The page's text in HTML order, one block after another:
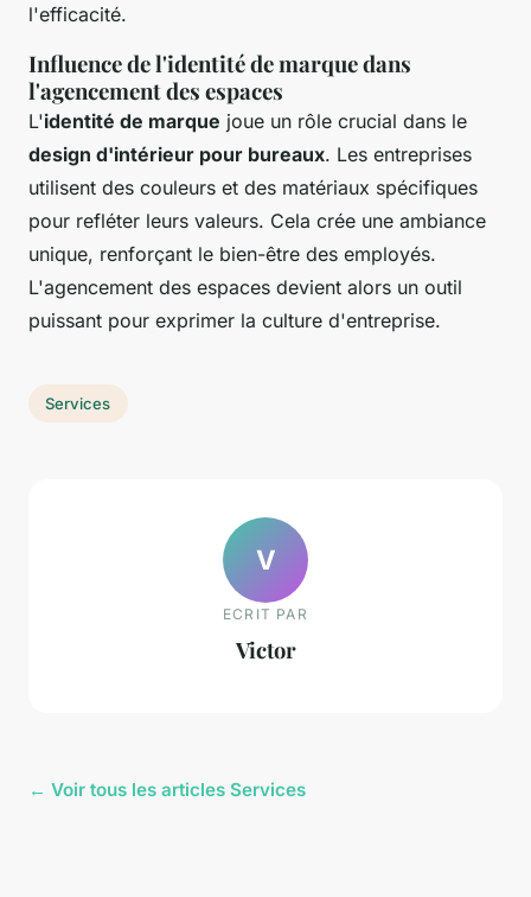
l'efficacité.
Influence de l'identité de marque dans
l'agencement des espaces
L'identité de marque joue un rôle crucial dans le
design d'intérieur pour bureaux. Les entreprises
utilisent des couleurs et des matériaux spécifiques
pour refléter leurs valeurs. Cela crée une ambiance
unique, renforçant le bien-être des employés.
L'agencement des espaces devient alors un outil
puissant pour exprimer la culture d'entreprise.
Services
V
ECRIT PAR
Victor
← Voir tous les articles Services